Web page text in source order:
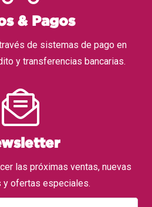
& Pagos
de sistemas de pago en
y transferencias bancarias.
las próximas ventas, nuevas
y ofertas especiales.